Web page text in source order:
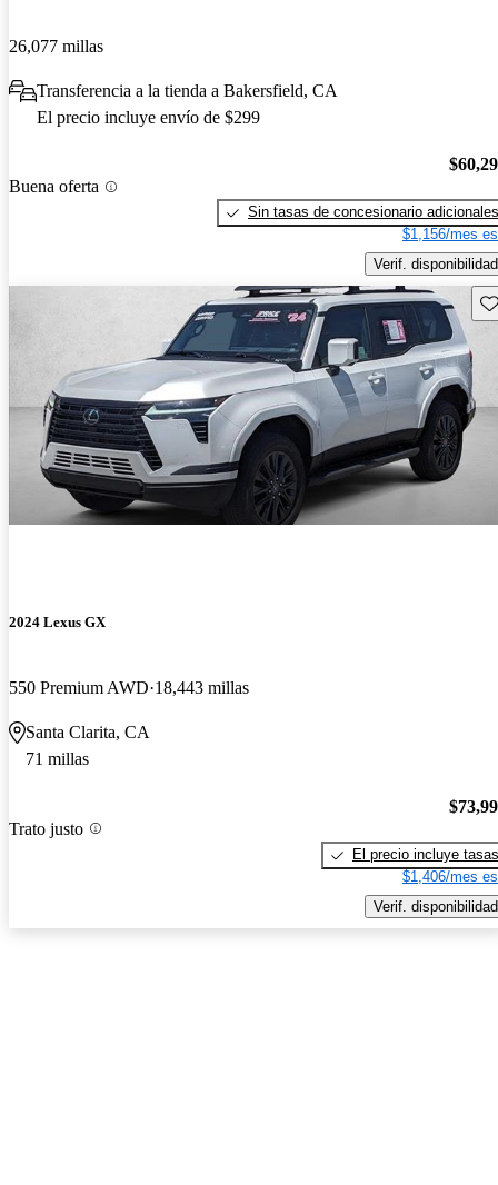
26,077 millas
Transferencia a la tienda a Bakersfield, CA
El precio incluye envío de $299
Buena oferta
Sin tasas de concesionario adicionales
$1,156/mes
Verif. disponibilidad
2024 Lexus GX
550 Premium AWD 18,443 millas
Santa Clarita, CA
71 millas
Trato justo
El precio incluye tasas
$1,406/mes
Verif. disponibilidad